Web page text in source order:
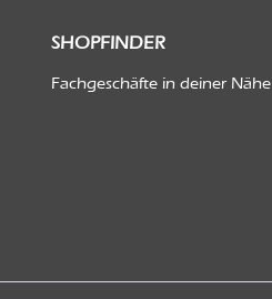
SHOPFINDER
Fachgeschäfte in deiner Nähe